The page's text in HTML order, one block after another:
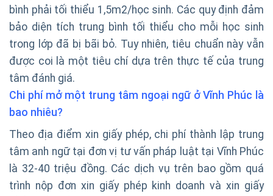
bình phải tối thiểu 1,5m2/học sinh. Các quy định đảm
bảo diện tích trung bình tối thiểu cho mỗi học sinh
trong lớp đã bị bãi bỏ. Tuy nhiên, tiêu chuẩn này vẫn
được coi là một tiêu chí dựa trên thực tế của trung
tâm đánh giá.
Chi phí mở một trung tâm ngoại ngữ ở Vĩnh Phúc là
bao nhiêu?
Theo địa điểm xin giấy phép, chi phí thành lập trung
tâm anh ngữ tại đơn vị tư vấn pháp luật tại Vĩnh Phúc
là 32-40 triệu đồng. Các dịch vụ trên bao gồm quá
trình nộp đơn xin giấy phép kinh doanh và xin giấy